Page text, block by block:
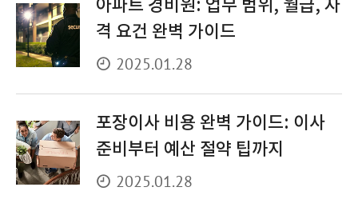
아파트 경비원: 업무 범위, 월급, 자
격 요건 완벽 가이드
2025.01.28
포장이사 비용 완벽 가이드: 이사
준비부터 예산 절약 팁까지
2025.01.28